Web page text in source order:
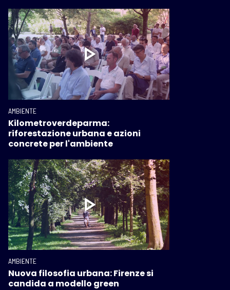
AMBIENTE
Kilometroverdeparma:
riforestazione urbana e azioni
concrete per l'ambiente
AMBIENTE
Nuova filosofia urbana: Firenze si
candida a modello green